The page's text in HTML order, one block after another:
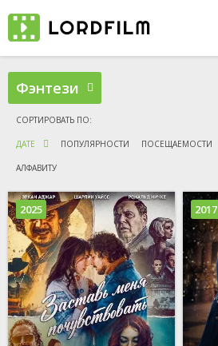
Фэнтези
ДАТЕ ПОПУЛЯРНОСТИ ПОСЕЩАЕМОСТИ
АЛФАВИТУ
2025 2017